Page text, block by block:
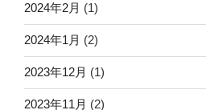
2024年2月 (1)
2024年1月 (2)
2023年12月 (1)
2023年11月 (2)